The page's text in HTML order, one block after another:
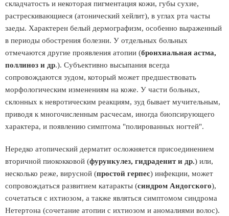
складчатость и некоторая пигментация кожи, губы сухие,
растрескивающиеся (атонический хейлит), в углах рта часты
заеды. Характерен белый дермографизм, особенно выраженный
в периоды обострения болезни. У отдельных больных
отмечаются другие проявления атопии (бронхиальная астма,
поллиноз и др.). Субъективно высыпания всегда
сопровождаются зудом, который может предшествовать
морфологическим изменениям на коже. У части больных,
склонных к невротическим реакциям, зуд бывает мучительным,
приводя к многочисленным расчесам, иногда биопсирующего
характера, и появлению симптома "полированных ногтей".
Нередко атопический дерматит осложняется присоединением
вторичной пиококковой (фурункулез, гидраденит и др.) или,
несколько реже, вирусной (простой герпес) инфекции, может
сопровождаться развитием катаракты (синдром Андогского),
сочетаться с ихтиозом, а также являться симптомом синдрома
Нетертона (сочетание атопии с ихтиозом и аномалиями волос).